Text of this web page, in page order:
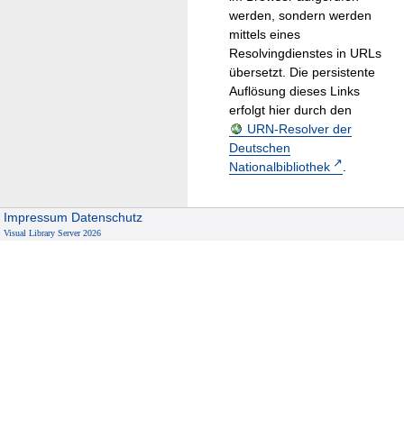
werden, sondern werden
mittels eines
Resolvingdienstes in URLs
übersetzt. Die persistente
Auflösung dieses Links
erfolgt hier durch den
URN-Resolver der
Deutschen
Nationalbibliothek
.
Impressum Datenschutz
Visual Library Server 2026